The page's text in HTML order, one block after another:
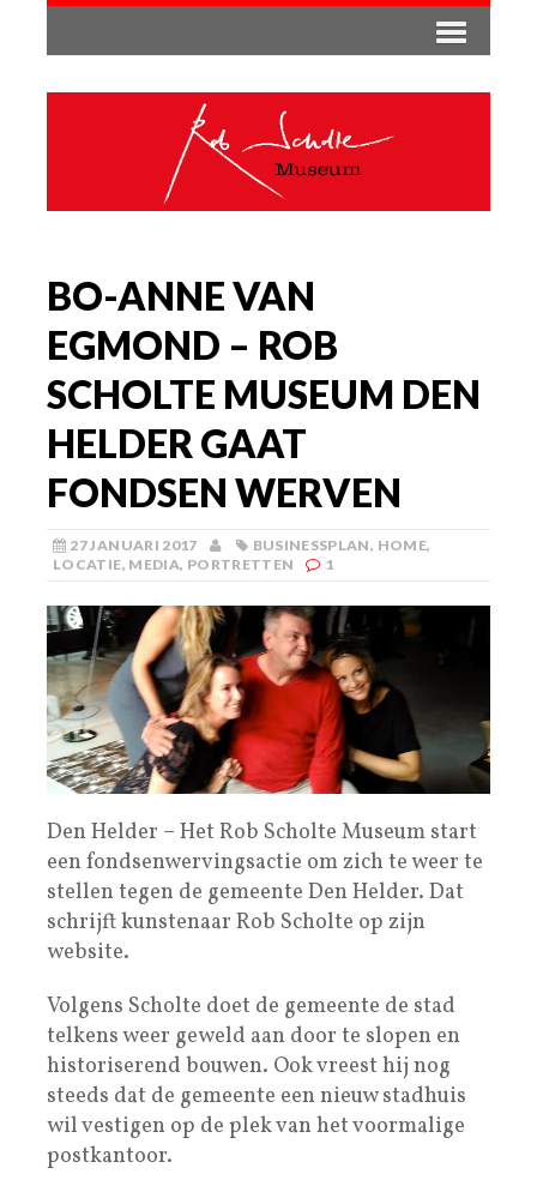
BO-ANNE VAN
EGMOND – ROB
SCHOLTE MUSEUM DEN
HELDER GAAT
FONDSEN WERVEN
27 JANUARI 2017 BUSINESSPLAN, HOME,
LOCATIE, MEDIA, PORTRETTEN 1
Den Helder – Het Rob Scholte Museum start
een fondsenwervingsactie om zich te weer te
stellen tegen de gemeente Den Helder. Dat
schrijft kunstenaar Rob Scholte op zijn
website.
Volgens Scholte doet de gemeente de stad
telkens weer geweld aan door te slopen en
historiserend bouwen. Ook vreest hij nog
steeds dat de gemeente een nieuw stadhuis
wil vestigen op de plek van het voormalige
postkantoor.